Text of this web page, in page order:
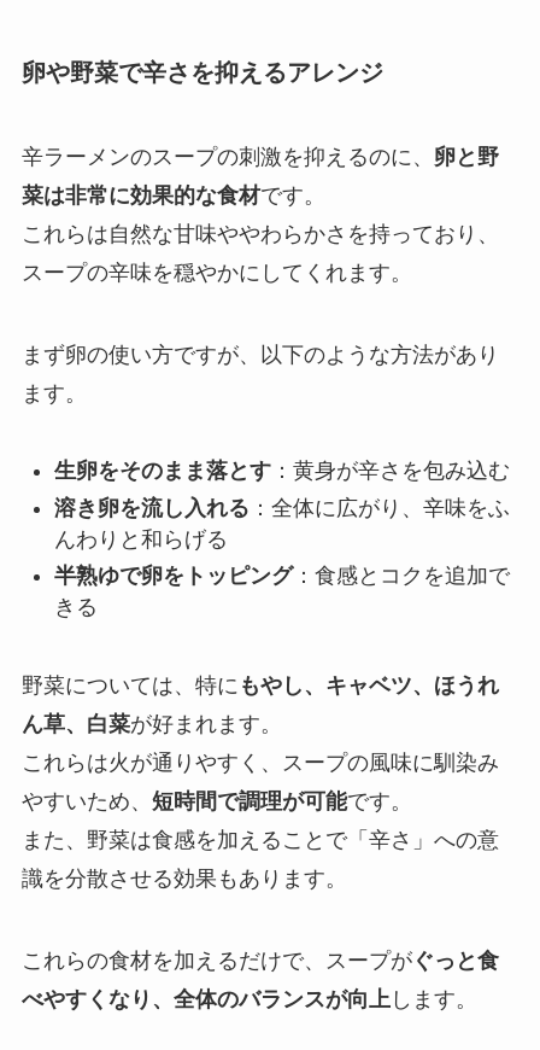
卵や野菜で辛さを抑えるアレンジ
辛ラーメンのスープの刺激を抑えるのに、 卵と野
菜は非常に効果的な食材です。
これらは自然な甘味ややわらかさを持っており、
スープの辛味を穏やかにしてくれます。
まず卵の使い方ですが、以下のような方法があり
ます。
生卵をそのまま落とす：黄身が辛さを包み込む
溶き卵を流し入れる ：全体に広がり、辛味をふ
んわりと和らげる
半熟ゆで卵をトッピング：食感とコクを追加で
きる
野菜については、特に もやし、キャベツ、ほうれ
ん草、白菜が好まれます。
これらは火が通りやすく、スープの風味に馴染み
やすいため、 短時間で調理が可能です。
また、野菜は食感を加えることで「辛さ」への意
識を分散させる効果もあります。
これらの食材を加えるだけで、スープがぐっと食
べやすくなり、全体のバランスが向上します。